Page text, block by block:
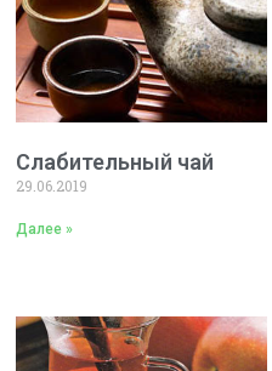
Слабительный чай
29.06.2019
Далее »